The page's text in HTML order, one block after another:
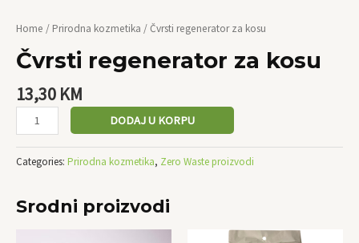
Home / Prirodna kozmetika / Čvrsti regenerator za kosu
Čvrsti regenerator za kosu
13,30 KM
DODAJ U KORPU
Categories: Prirodna kozmetika, Zero Waste proizvodi
Srodni proizvodi